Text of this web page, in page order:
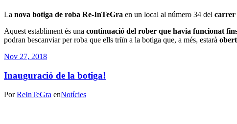
La nova botiga de roba Re-InTeGra en un local al número 34 del carrer
Aquest establiment és una continuació del rober que havia funcionat
podran bescanviar per roba que ells triïn a la botiga que, a més, estarà
Nov 27, 2018
Inauguració de la botiga!
PorReInTeGra enNotícies